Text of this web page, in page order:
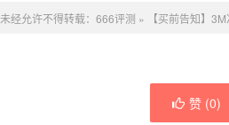
未经允许不得转载： 666评测 » 【买前告知】
赞 (0)